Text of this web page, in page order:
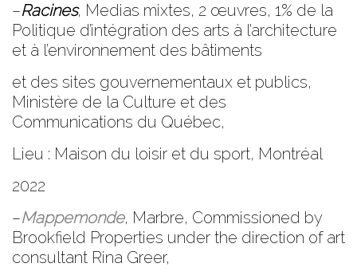
–Racines, Medias mixtes, 2 œuvres, 1% de la
Politique d’intégration des arts à l’architecture
et à l’environnement des bâtiments
et des sites gouvernementaux et publics,
Ministère de la Culture et des
Communications du Québec,
Lieu : Maison du loisir et du sport, Montréal
2022
–Mappemonde, Marbre, Commissioned by
Brookfield Properties under the direction of art
consultant Rina Greer,